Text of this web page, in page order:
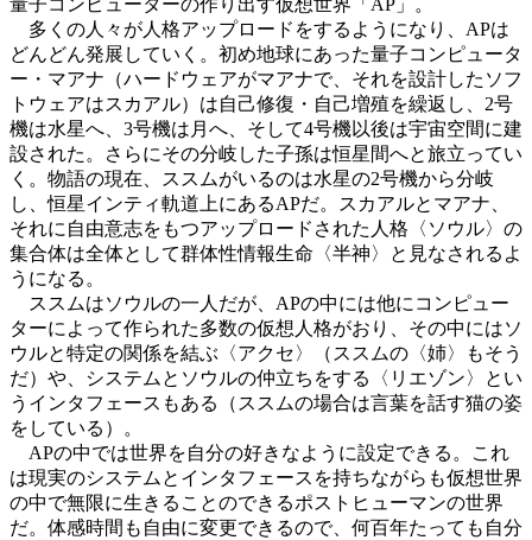
多くの人々が人格アップロードをするようになり、APは
どんどん発展していく。初め地球にあった量子コンピュータ
ー・マアナ（ハードウェアがマアナで、それを設計したソフ
トウェアはスカアル）は自己修復・自己増殖を繰返し、2号
機は水星へ、3号機は月へ、そして4号機以後は宇宙空間に建
設された。さらにその分岐した子孫は恒星間へと旅立ってい
く。物語の現在、ススムがいるのは水星の2号機から分岐
し、恒星インティ軌道上にあるAPだ。スカアルとマアナ、
それに自由意志をもつアップロードされた人格〈ソウル〉の
集合体は全体として群体性情報生命〈半神〉と見なされるよ
うになる。
ススムはソウルの一人だが、APの中には他にコンピュー
ターによって作られた多数の仮想人格がおり、その中にはソ
ウルと特定の関係を結ぶ〈アクセ〉（ススムの〈姉〉もそう
だ）や、システムとソウルの仲立ちをする〈リエゾン〉とい
うインタフェースもある（ススムの場合は言葉を話す猫の姿
をしている）。
APの中では世界を自分の好きなように設定できる。これ
は現実のシステムとインタフェースを持ちながらも仮想世界
の中で無限に生きることのできるポストヒューマンの世界
だ。体感時間も自由に変更できるので、何百年たっても自分